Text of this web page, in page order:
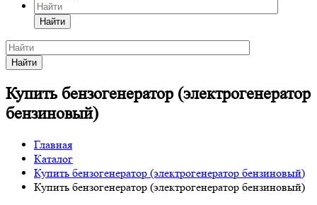
Найти
Найти
Купить бензогенератор (электрогенератор
бензиновый)
Главная
Каталог
Купить бензогенератор (электрогенератор бензиновый)
Купить бензогенератор (электрогенератор бензиновый)